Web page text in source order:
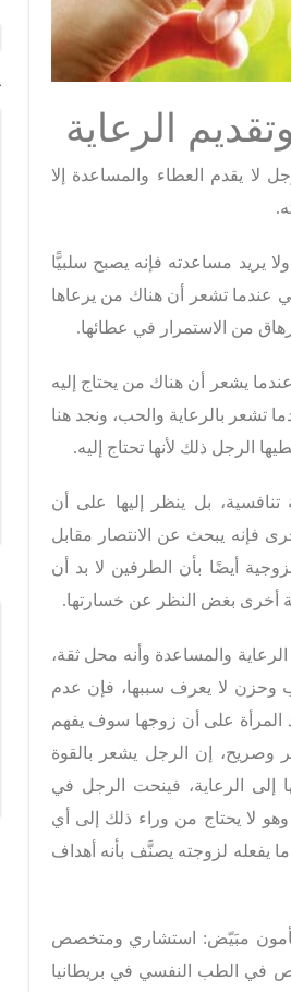
الرعاية
لا يقدم العطاء والمساعدة إلا
يريد مساعدته فإنه يصبح سلبيًّا
عندما تشعر أن هناك من يرعاها
من الاستمرار في عطائها.
يشعر أن هناك من يحتاج إليه
تشعر بالرعاية والحب، ونجد هنا
الرجل ذلك لأنها تحتاج إليه.
تنافسية، بل ينظر إليها على أن
فإنه يبحث عن الانتصار مقابل
أيضًا بأن الطرفين لا بد أن
أخرى بغض النظر عن خسارتها.
والمساعدة وأنه محل ثقة،
وحزن لا يعرف سببها، فإن عدم
المرأة على أن زوجها سوف يفهم
وصريح، إن الرجل يشعر بالقوة
إلى الرعاية، فينحت الرجل في
لا يحتاج من وراء ذلك إلى أي
يفعله لزوجته يصنَّف بأنه أهداف
مأمون مبَيّض: استشاري ومتخصص
الطب النفسي في بريطانيا